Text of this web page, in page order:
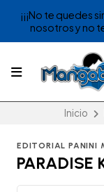
¡¡¡No te quedes
nosotros y no
Inicio
EDITORIAL PANINI
PARADISE